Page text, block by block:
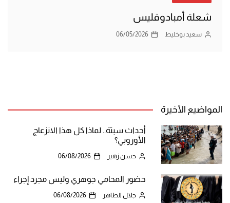
شعلة أمبادوقليس
سعيد بوخليط 06/05/2026
المواضيع الأخيرة
أحداث سبتة.. لماذا كل هذا الانزعاج
الأوروبي؟
حسن زهير 06/08/2026
حضور المحامي جوهري وليس مجرد إجراء
جلال الطاهر 06/08/2026